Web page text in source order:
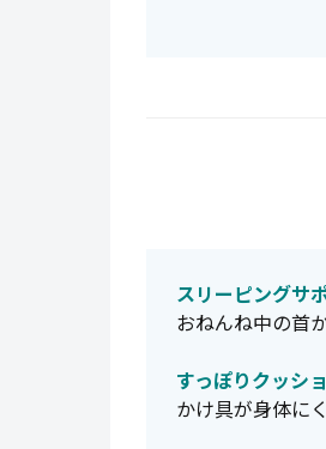
スリーピングサ
おねんね中の首
すっぽりクッシ
かけ具が身体に